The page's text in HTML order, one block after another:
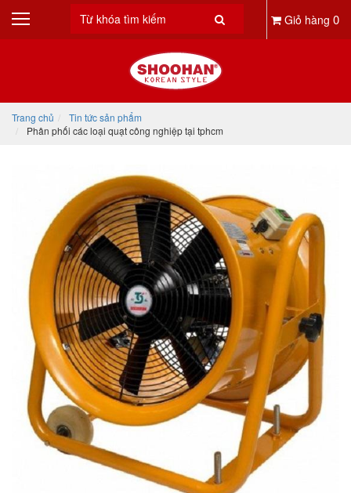
Giỏ hàng 0
Trang chủ
Tin tức sản phẩm
Phân phối các loại quạt công nghiệp tại tphcm